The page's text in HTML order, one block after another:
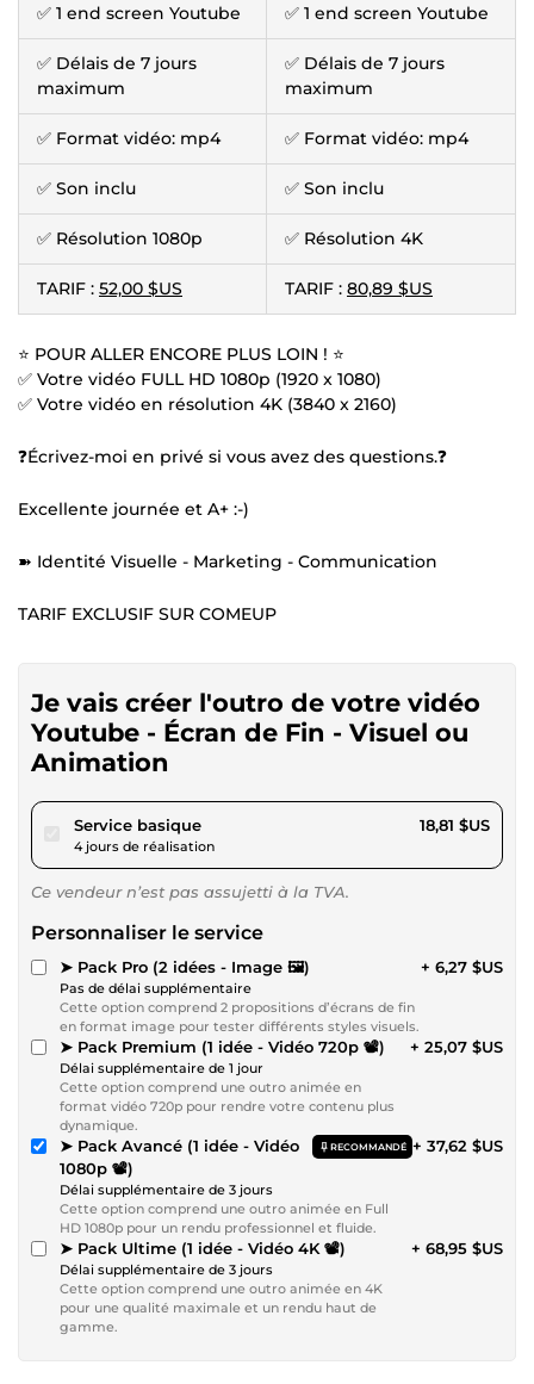
✅ 1 end screen Youtube ✅ 1 end screen Youtube
✅ Délais de 7 jours
maximum
✅ Délais de 7 jours
maximum
✅ Format vidéo: mp4 ✅ Format vidéo: mp4
✅ Son inclu ✅ Son inclu
✅ Résolution 1080p ✅ Résolution 4K
TARIF : 52,00 $US TARIF : 80,89 $US
⭐ POUR ALLER ENCORE PLUS LOIN ! ⭐
✅ Votre vidéo FULL HD 1080p (1920 x 1080)
✅ Votre vidéo en résolution 4K (3840 x 2160)
❓Écrivez-moi en privé si vous avez des questions.❓
Excellente journée et A+ :-)
➽ Identité Visuelle - Marketing - Communication
TARIF EXCLUSIF SUR COMEUP
Je vais créer l'outro de votre vidéo
Youtube - Écran de Fin - Visuel ou
Animation
Service basiquepour 17,33 $US
4 jours de réalisation
18,81 $US
Ce vendeur n’est pas assujetti à la TVA.
Personnaliser le service
➤ Pack Pro (2 idées - Image 🖼)
Pas de délai supplémentaire
Cette option comprend 2 propositions d’écrans de fin
en format image pour tester différents styles visuels.
+ 6,27 $US
➤ Pack Premium (1 idée - Vidéo 720p 📽)
Délai supplémentaire de 1 jour
Cette option comprend une outro animée en
format vidéo 720p pour rendre votre contenu plus
dynamique.
+ 25,07 $US
➤ Pack Avancé (1 idée - Vidéo
1080p 📽)
RECOMMANDÉ
Délai supplémentaire de 3 jours
Cette option comprend une outro animée en Full
HD 1080p pour un rendu professionnel et fluide.
+ 37,62 $US
➤ Pack Ultime (1 idée - Vidéo 4K 📽)
Délai supplémentaire de 3 jours
Cette option comprend une outro animée en 4K
pour une qualité maximale et un rendu haut de
gamme.
+ 68,95 $US